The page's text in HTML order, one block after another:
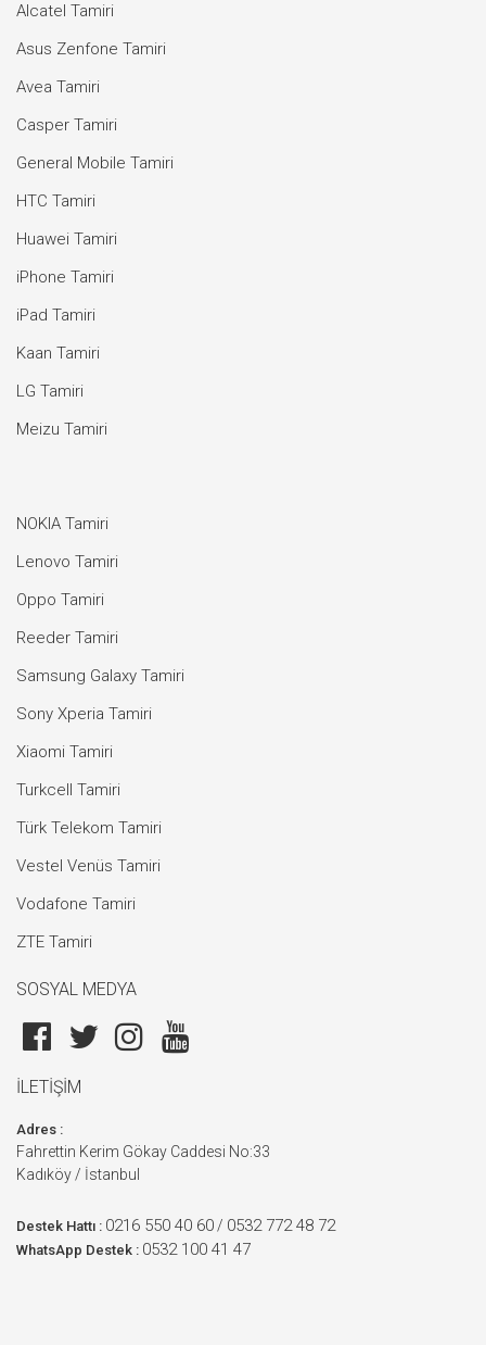
Alcatel Tamiri
Asus Zenfone Tamiri
Avea Tamiri
Casper Tamiri
General Mobile Tamiri
HTC Tamiri
Huawei Tamiri
iPhone Tamiri
iPad Tamiri
Kaan Tamiri
LG Tamiri
Meizu Tamiri
NOKIA Tamiri
Lenovo Tamiri
Oppo Tamiri
Reeder Tamiri
Samsung Galaxy Tamiri
Sony Xperia Tamiri
Xiaomi Tamiri
Turkcell Tamiri
Türk Telekom Tamiri
Vestel Venüs Tamiri
Vodafone Tamiri
ZTE Tamiri
SOSYAL MEDYA
İLETİŞİM
Adres :
Fahrettin Kerim Gökay Caddesi No:33
Kadıköy / İstanbul
Destek Hattı : 0216 550 40 60/ 0532 772 48 72
WhatsApp Destek : 0532 100 41 47